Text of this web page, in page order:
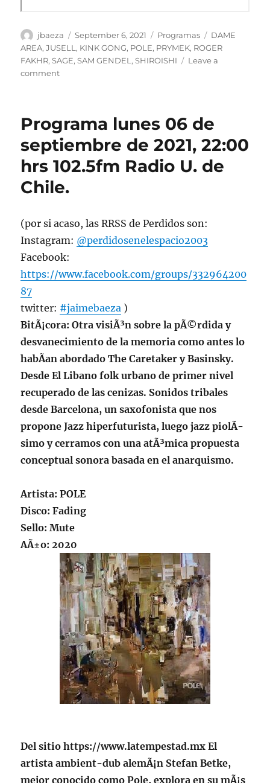
Author
jbaeza
Posted
on
September 6, 2021 Categories
Programas Tags
DAME
AREA,JUSELL , KINK GONG, POLE, PRYMEK, ROGER
FAKHR,SAGE,SAM GENDEL ,SHIROISHI
Leave a
commenton
6
de
septiembre
de
2021
Programa lunes 06 de
septiembre de 2021, 22:00
hrs 102.5fm Radio U. de
Chile.
(por si acaso, las RRSS de Perdidos son:
Instagram: @perdidosenelespacio2003
Facebook:
https://www.facebook.com/groups/332964200
87
twitter: #jaimebaeza )
BitÃ¡cora: Otra visiÃ³n sobre la pÃ©rdida y
desvanecimiento de la memoria como antes lo
habÃ­an abordado The Caretaker y Basinsky.
Desde El Libano folk urbano de primer nivel
recuperado de las cenizas. Sonidos tribales
desde Barcelona, un saxofonista que nos
propone Jazz hiperfuturista, luego jazz piolÃ­
simo y cerramos con una atÃ³mica propuesta
conceptual sonora basada en el anarquismo.
Artista:POLE
Disco: Fading
Sello: Mute
AÃ±o: 2020
Del sitio https://www.latempestad.mx El
artista ambient-dub alemÃ¡n Stefan Betke,
mejor conocido como Pole, explora en su mÃ¡s